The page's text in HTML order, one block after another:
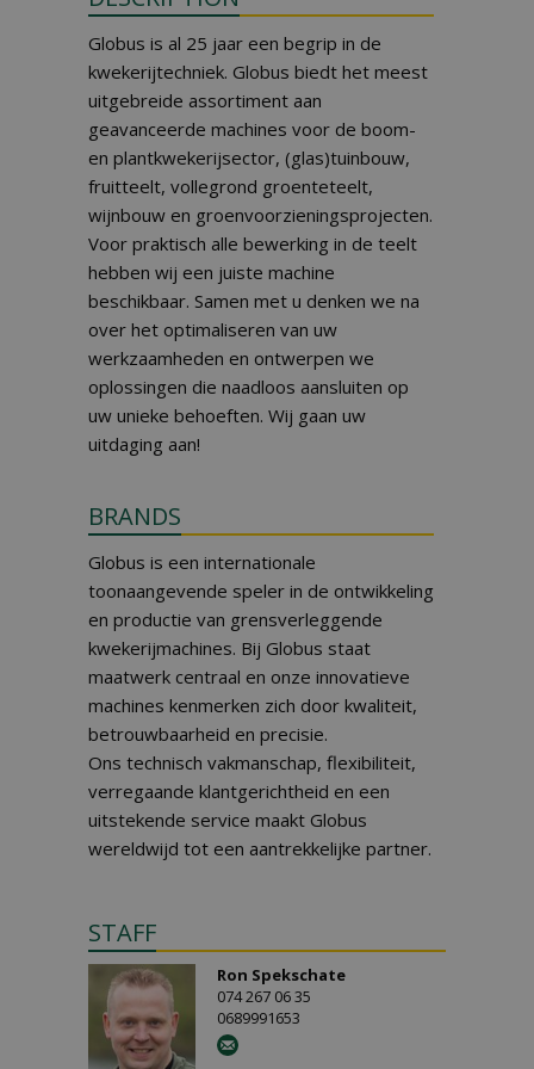
Globus is al 25 jaar een begrip in de
kwekerijtechniek. Globus biedt het meest
uitgebreide assortiment aan
geavanceerde machines voor de boom-
en plantkwekerijsector, (glas)tuinbouw,
fruitteelt, vollegrond groenteteelt,
wijnbouw en groenvoorzieningsprojecten.
Voor praktisch alle bewerking in de teelt
hebben wij een juiste machine
beschikbaar. Samen met u denken we na
over het optimaliseren van uw
werkzaamheden en ontwerpen we
oplossingen die naadloos aansluiten op
uw unieke behoeften. Wij gaan uw
uitdaging aan!
BRANDS
Globus is een internationale
toonaangevende speler in de ontwikkeling
en productie van grensverleggende
kwekerijmachines. Bij Globus staat
maatwerk centraal en onze innovatieve
machines kenmerken zich door kwaliteit,
betrouwbaarheid en precisie.
Ons technisch vakmanschap, flexibiliteit,
verregaande klantgerichtheid en een
uitstekende service maakt Globus
wereldwijd tot een aantrekkelijke partner.
STAFF
Ron Spekschate
074 267 06 35
0689991653